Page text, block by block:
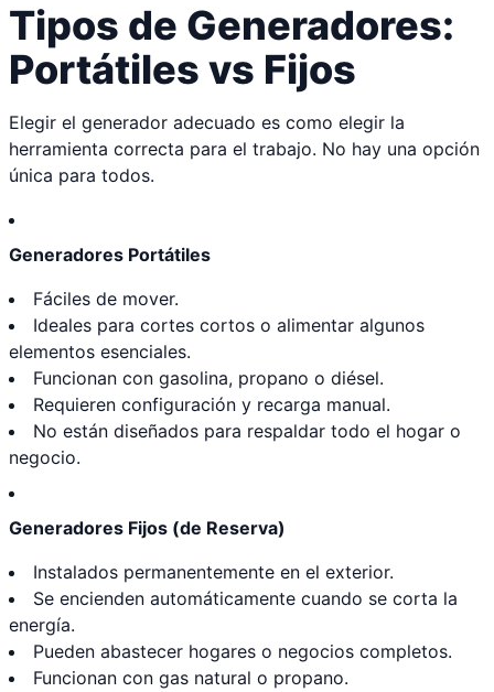
Tipos de Generadores:
Portátiles vs Fijos
Elegir el generador adecuado es como elegir la
herramienta correcta para el trabajo. No hay una opción
única para todos.
Generadores Portátiles
Fáciles de mover.
Ideales para cortes cortos o alimentar algunos
elementos esenciales.
Funcionan con gasolina, propano o diésel.
Requieren configuración y recarga manual.
No están diseñados para respaldar todo el hogar o
negocio.
Generadores Fijos (de Reserva)
Instalados permanentemente en el exterior.
Se encienden automáticamente cuando se corta la
energía.
Pueden abastecer hogares o negocios completos.
Funcionan con gas natural o propano.